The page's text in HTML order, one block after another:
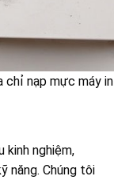
chỉ nạp mực máy
kinh nghiệm,
năng. Chúng tôi